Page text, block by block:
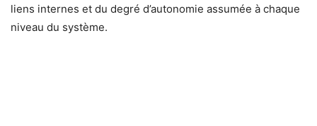
liens internes et du degré d’autonomie assumée à chaque
niveau du système.